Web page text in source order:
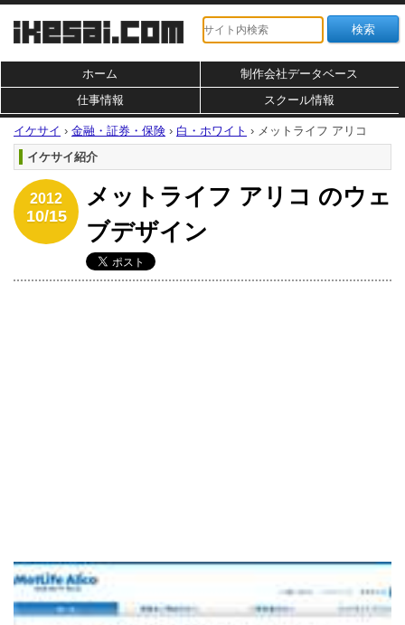
ホーム
制作会社データベース
仕事情報
スクール情報
イケサイ › 金融・証券・保険 › 白・ホワイト › メットライフ アリコ
イケサイ紹介
2012
10/15
メットライフ アリコ のウェ
ブデザイン